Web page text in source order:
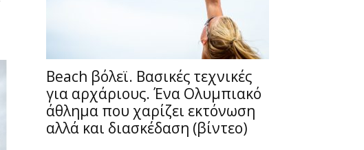
Beach βόλεϊ. Βασικές τεχνικές
για αρχάριους. Ένα Ολυμπιακό
άθλημα που χαρίζει εκτόνωση
αλλά και διασκέδαση (βίντεο)